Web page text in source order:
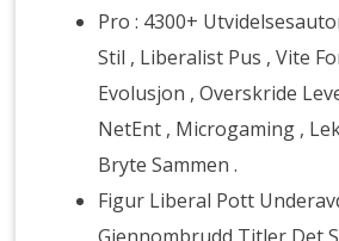
Pro : 4300+
Stil , Liberalist Pus , Vite
Evolusjon , Overskride
NetEnt , Microgaming ,
Bryte Sammen .
Figur Liberal Pott